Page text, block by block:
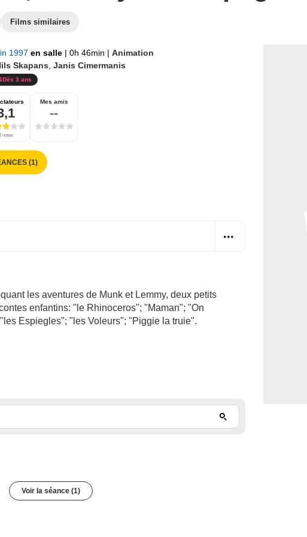
Films similaires
1997 en salle | 0h 46min | Animation
Skapans Janis Cimermanis
Dès 3 ans
notes
Mes amis
--
(1)
les aventures de Munk et Lemmy, deux petits
enfantins: "le Rhinoceros"; "Maman"; "On
Espiegles"; "les Voleurs"; "Piggie la truie".
Voir la séance (1)